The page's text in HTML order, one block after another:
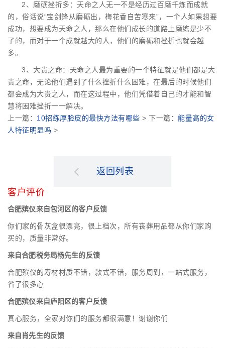
2、磨砺挫折多：天命之人无一不是经历过百磨千炼而成就
的，俗话说“宝剑锋从磨砺出，梅花香自苦寒来”，一个人如果想要
成功，想要成为天命之人，那么在他们成长的道路上磨练是少不
了的，而对于一个成就越大的人，他们的磨砺和挫折也就会越
多。
3、大贵之命：天命之人最为重要的一个特征就是他们都是大
贵之命，无论他们遇到了什么挫折什么困难，在最后的时候他们
都会成为大贵之人，而在这过程中，他们凭借着自己的才能和智
慧将困难挫折一一解决。
上一篇： 10招练厚脸皮的最快方法有哪些 > 下一篇： 能量高的女
人特征明显吗 >
返回列表
客户评价
合肥殡仪来自包河区的客户反馈
你们家的骨灰盒很漂亮，很上档次，所有丧葬用品都从你们家购
买的，质量非常好。
来自合肥税务局杨先生的反馈
合肥殡仪的寿材材质不错，款式不错，服务周到，一站式服务，
省了很多心
合肥殡仪来自庐阳区的客户反馈
真心服务，全家对你们的服务都很满意！谢谢你们
来自肖先生的反馈